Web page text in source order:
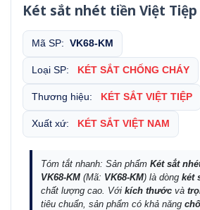
Két sắt nhét tiền Việt Tiệp
Mã SP: VK68-KM
Loại SP: KÉT SẮT CHỐNG CHÁY
Thương hiệu: KÉT SẮT VIỆT TIỆP
Xuất xứ: KÉT SẮT VIỆT NAM
Tóm tắt nhanh: Sản phẩm Két sắt
VK68-KM (Mã: VK68-KM) là dòng két
chất lượng cao. Với kích thước và
tiêu chuẩn, sản phẩm có khả năng